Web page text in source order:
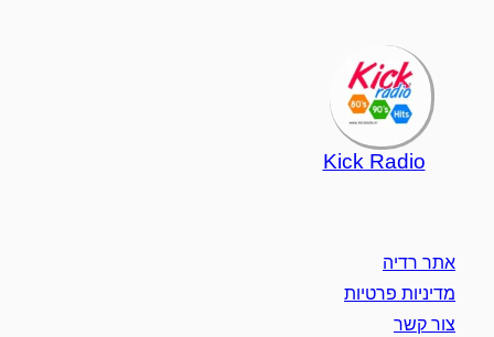
Kick Radio
אתר רדיה
מדיניות פרטיות
צור קשר